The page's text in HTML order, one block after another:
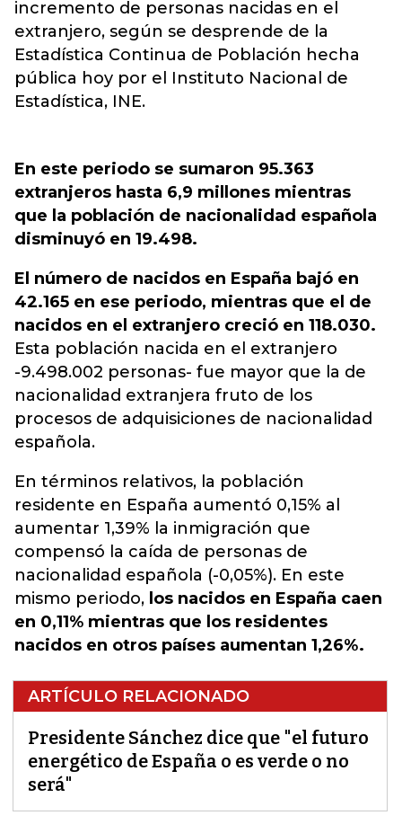
incremento de personas nacidas en el
extranjero, según se desprende de la
Estadística Continua de Población hecha
pública hoy por el Instituto Nacional de
Estadística, INE.
En este periodo se sumaron 95.363
extranjeros hasta 6,9 millones mientras
que la población de nacionalidad española
disminuyó en 19.498.
El número de nacidos en España bajó en
42.165 en ese periodo, mientras que el de
nacidos en el extranjero creció en 118.030.
Esta población nacida en el extranjero
-9.498.002 personas- fue mayor que la de
nacionalidad extranjera fruto de los
procesos de adquisiciones de nacionalidad
española.
En términos relativos, la población
residente en España aumentó 0,15% al
aumentar 1,39% la inmigración que
compensó la caída de personas de
nacionalidad española (-0,05%). En este
mismo periodo, los nacidos en España caen
en 0,11% mientras que los residentes
nacidos en otros países aumentan 1,26%.
ARTÍCULO RELACIONADO
Presidente Sánchez dice que "el futuro
energético de España o es verde o no
será"